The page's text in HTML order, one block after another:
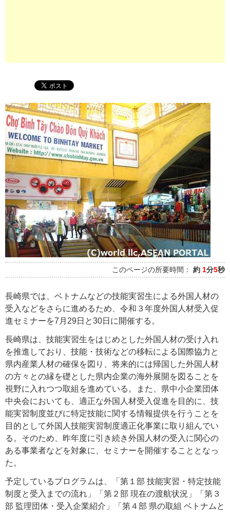
このページの所要時間： 約 1分5秒
長崎県では、ベトナムなどの技能実習生による外国人材の
受入などをさらに進めるため、令和３年度外国人材受入促
進セミナーを7月29日と30日に開催する。
長崎県は、技能実習生をはじめとした外国人材の受け入れ
を推進しており、技能・技術などの移転による国際協力と
県内産業人材の確保を図り、将来的には帰国した外国人材
の方々との縁を礎とした県内企業の海外展開を図ることを
視野に入れつつ取組を進めている。また、県中小企業団体
中央会においても、適正な外国人材受入促進を目的に、技
能実習制度並びに特定技能に関する情報提供を行うことを
目的として外国人技能実習制度適正化事業に取り組んでい
る。そのため、昨年度に引き続き外国人材の受入に関心の
ある事業者などを対象に、セミナーを開催することとなっ
た。
予定しているプログラムは、「第１部 技能実習・特定技能
制度と受入までの流れ」「第２部 現在の渡航状況」「第３
部 監理団体・受入企業紹介」「第４部 県の取組 ベトナムと